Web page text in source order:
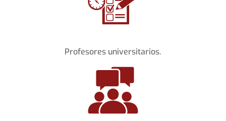
Profesores universitarios.